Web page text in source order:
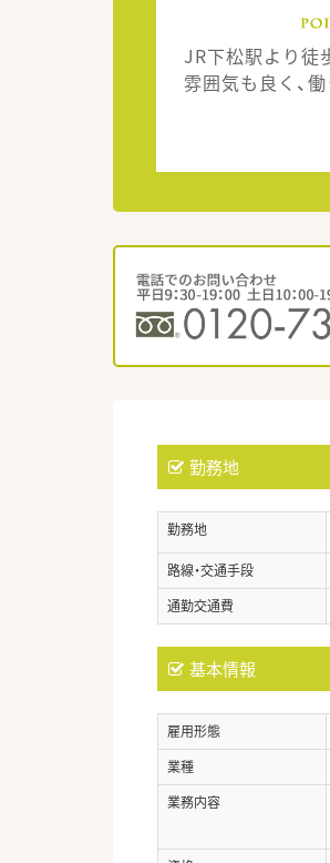
JR下松駅より徒
雰囲気も良く、
勤務地
勤務地
路線・交通手段
通勤交通費
基本情報
雇用形態
業種
業務内容